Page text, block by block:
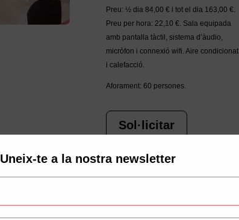
Uneix-te a la nostra newsletter
Preu: ½ dia 84,00 € i tot el dia 163,00 €.
Preu per hora: 22,10 €. Sala equipada
amb pantalla tàctil, sistema d’àudio,
micròfon i connexió wifi. Aire condicionat
i calefacció.
Aforament: 60 persones.
Sol·licitar